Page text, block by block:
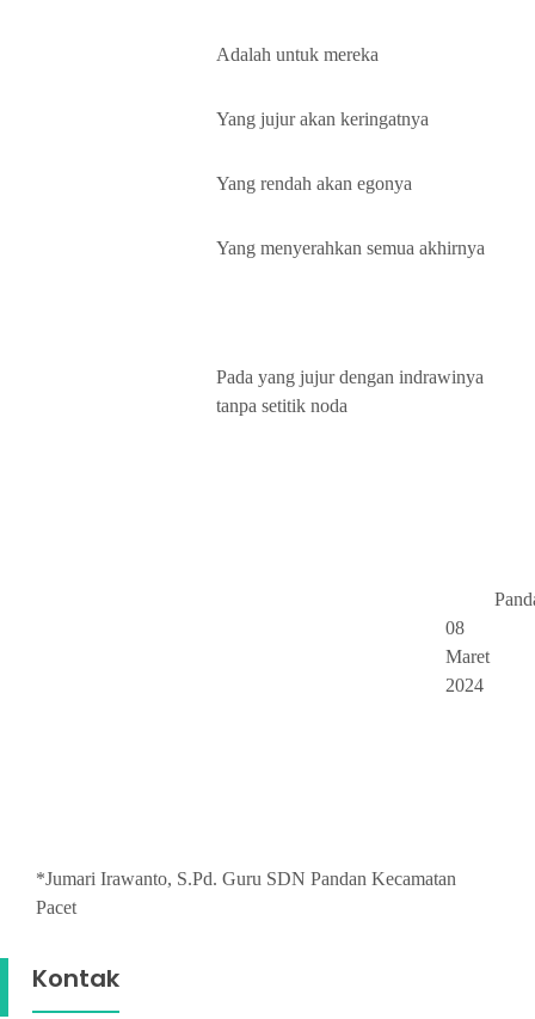
Adalah untuk mereka
Yang jujur akan keringatnya
Yang rendah akan egonya
Yang menyerahkan semua akhirnya
Pada yang jujur dengan indrawinya
tanpa setitik noda
08
Maret
2024
*Jumari Irawanto, S.Pd. Guru SDN Pandan Kecamatan
Pacet
Kontak